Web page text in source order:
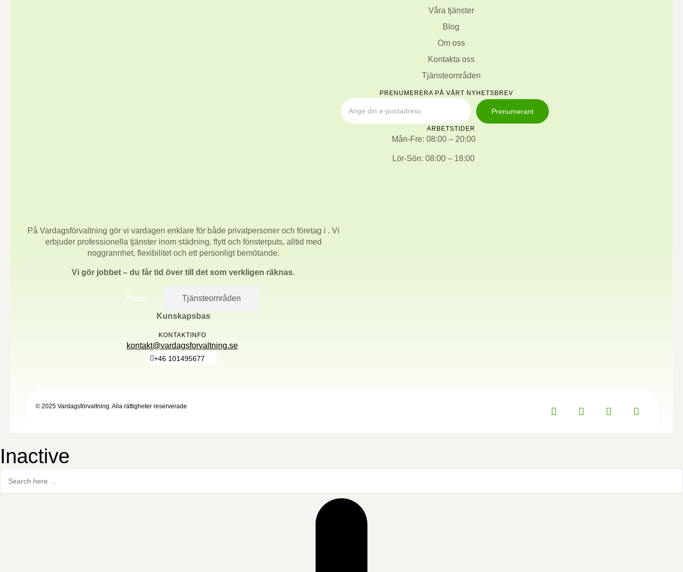
På Vardagsförvaltning gör vi vardagen enklare för både privatpersoner och företag i . Vi
erbjuder professionella tjänster inom städning, flytt och fönsterputs, alltid med
noggrannhet, flexibilitet och ett personligt bemötande.
Vi gör jobbet – du får tid över till det som verkligen räknas.
Press Tjänsteområden
Kunskapsbas
KONTAKTINFO
kontakt@vardagsforvaltning.se
+46 101495677
Våra tjänster
Blog
Om oss
Kontakta oss
Tjänsteområden
PRENUMERERA PÅ VÅRT NYHETSBREV
Prenumerant
ARBETSTIDER
Mån-Fre: 08:00 – 20:00
Lör-Sön: 08:00 – 18:00
© 2025 Vardagsförvaltning. Alla rättigheter reserverade
Inactive